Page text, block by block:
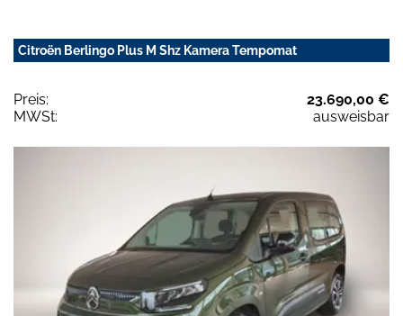
Citroën Berlingo Plus M Shz Kamera Tempomat
Preis:
23.690,00 €
MWSt:
ausweisbar